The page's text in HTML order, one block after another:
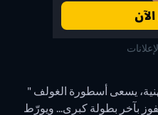
يسعى أسطورة الغولف "
بآخر بطولة كبرى... ويورّط